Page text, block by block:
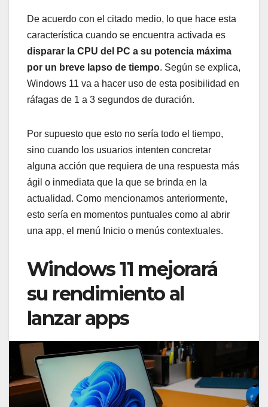
De acuerdo con el citado medio, lo que hace esta
característica cuando se encuentra activada es
disparar la CPU del PC a su potencia máxima
por un breve lapso de tiempo. Según se explica,
Windows 11 va a hacer uso de esta posibilidad en
ráfagas de 1 a 3 segundos de duración.
Por supuesto que esto no sería todo el tiempo,
sino cuando los usuarios intenten concretar
alguna acción que requiera de una respuesta más
ágil o inmediata que la que se brinda en la
actualidad. Como mencionamos anteriormente,
esto sería en momentos puntuales como al abrir
una app, el menú Inicio o menús contextuales.
Windows 11 mejorará
su rendimiento al
lanzar apps